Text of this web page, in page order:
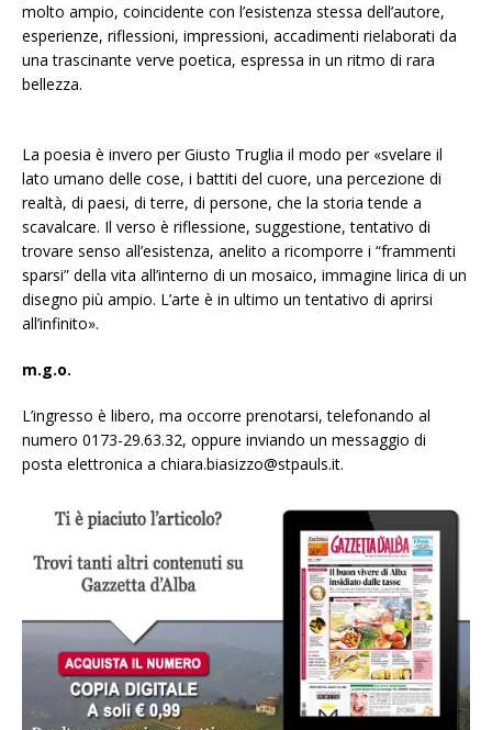
molto ampio, coincidente con l’esistenza stessa dell’autore,
esperienze, riflessioni, impressioni, accadimenti rielaborati da
una trascinante verve poetica, espressa in un ritmo di rara
bellezza.
La poesia è invero per Giusto Truglia il modo per «svelare il
lato umano delle cose, i battiti del cuore, una percezione di
realtà, di paesi, di terre, di persone, che la storia tende a
scavalcare. Il verso è riflessione, suggestione, tentativo di
trovare senso all’esistenza, anelito a ricomporre i “frammenti
sparsi” della vita all’interno di un mosaico, immagine lirica di un
disegno più ampio. L’arte è in ultimo un tentativo di aprirsi
all’infinito».
m.g.o.
L’ingresso è libero, ma occorre prenotarsi, telefonando al
numero 0173-29.63.32, oppure inviando un messaggio di
posta elettronica a chiara.biasizzo@stpauls.it.